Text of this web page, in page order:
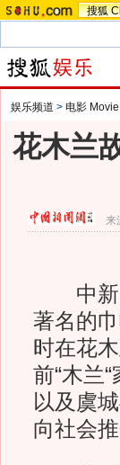
搜狐
娱乐频道 > 电影 Movie
花木兰
来
中新网
著名的
时在花
前“木兰
以及虞
向社会